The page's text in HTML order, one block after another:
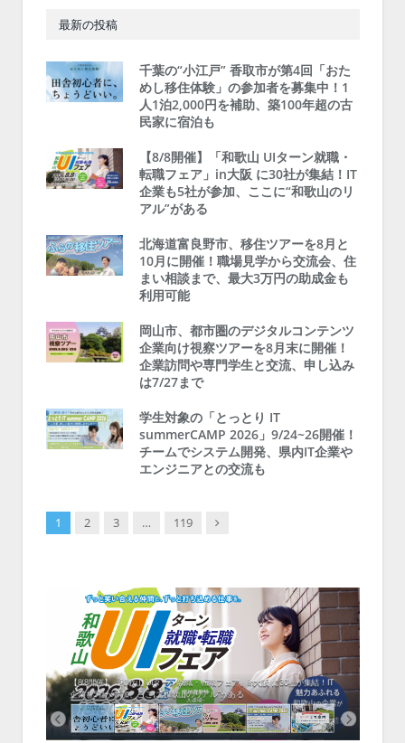
最新の投稿
千葉の“小江戸” 香取市が第4回「おた
めし移住体験」の参加者を募集中！1
人1泊2,000円を補助、築100年超の古
民家に宿泊も
【8/8開催】「和歌山 UIターン就職・
転職フェア」in大阪 に30社が集結！IT
企業も5社が参加、ここに“和歌山のリ
アル”がある
北海道富良野市、移住ツアーを8月と
10月に開催！職場見学から交流会、住
まい相談まで、最大3万円の助成金も
利用可能
岡山市、都市圏のデジタルコンテンツ
企業向け視察ツアーを8月末に開催！
企業訪問や専門学生と交流、申し込み
は7/27まで
学生対象の「とっとり IT
summerCAMP 2026」9/24~26開催！
チームでシステム開発、県内IT企業や
エンジニアとの交流も
1 2 3 … 119 Next
【8/8開催】「和歌山 UIターン就職・転職フェア」in大阪 に30社が集結！IT
企業も5社が参加、ここに“和歌山のリアル”がある